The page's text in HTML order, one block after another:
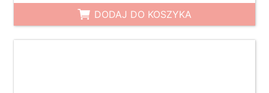
DODAJ DO KOSZYKA